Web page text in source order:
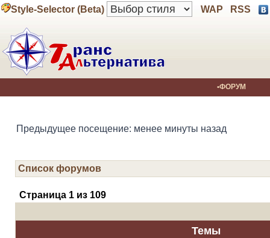
Style-Selector (Beta) WAP RSS
•ФОРУМ
Предыдущее посещение: менее минуты назад
Список форумов
Страница 1 из 109
Темы